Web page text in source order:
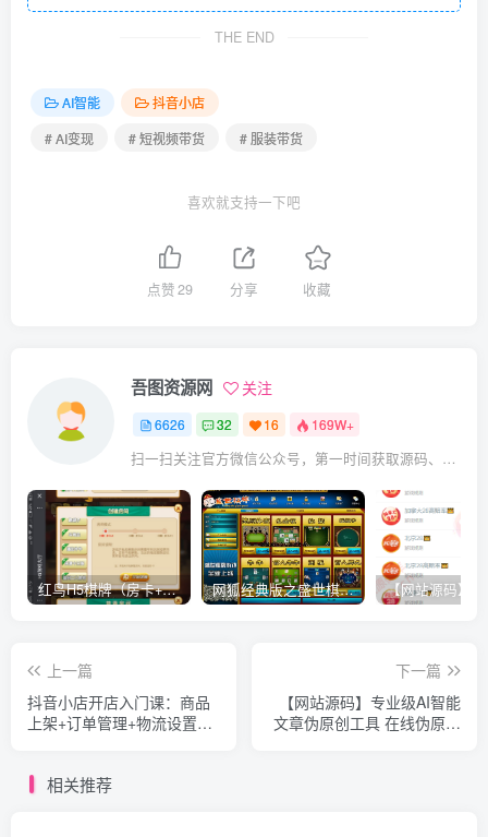
THE END
AI智能
抖音小店
# AI变现
# 短视频带货 # 服装带货
喜欢就支持一下吧
点赞29 分享 收藏
吾图资源网 关注
6626 32 16 169W+
扫一扫关注官方微信公众号，第一时间获取源码、网赚项目资源教程，自媒体等知识干货，让互联网创业赚钱更简单。
红鸟H5棋牌（房卡+金币）全套双模式游戏源码 网狐经典版之盛世棋牌完整游戏源码（包含文档、架设教程、网站、源代码等）
上一篇
抖音小店开店入门课：商品
上架+订单管理+物流设置，
下一篇
【网站源码】专业级AI智能
文章伪原创工具 在线伪原创
相关推荐